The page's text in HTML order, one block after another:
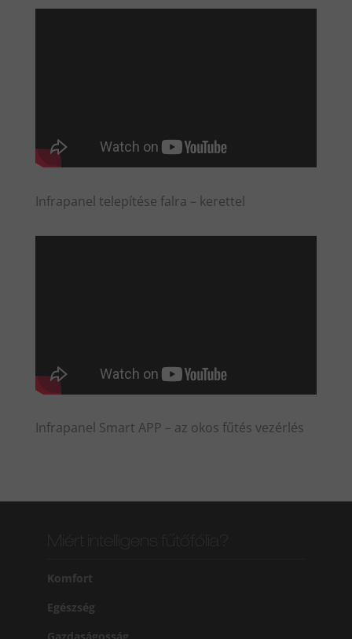
Infrapanel telepítése falra – kerettel
Infrapanel Smart APP – az okos fűtés vezérlés
Komfort
Egészség